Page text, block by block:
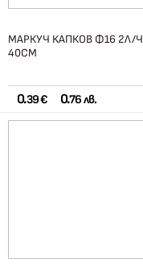
МАРКУЧ КАПКОВ Ф16 2Л/Ч
40СМ
0.39 € 0.76 лв.